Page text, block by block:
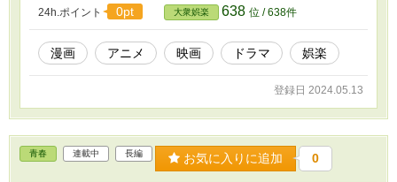
24h.ポイント 0pt 大衆娯楽 638 位 / 638件
漫画 アニメ 映画 ドラマ 娯楽
登録日 2024.05.13
青春 連載中 長編 お気に入りに追加 0